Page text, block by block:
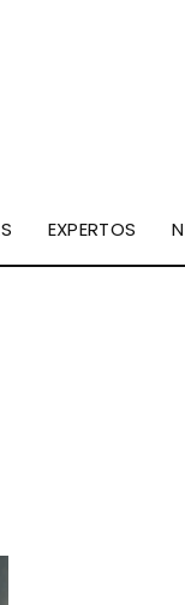
EXPERTOS